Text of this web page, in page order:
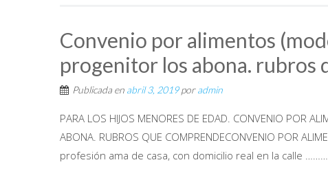
Convenio por alimentos
progenitor los abona. rubros
Publicada en abril 3, 2019poradmin
PARA LOS HIJOS MENORES DE EDAD. CONVENIO POR
ABONA. RUBROS QUE COMPRENDECONVENIO POR
profesión ama de casa, con domicilio real en la calle